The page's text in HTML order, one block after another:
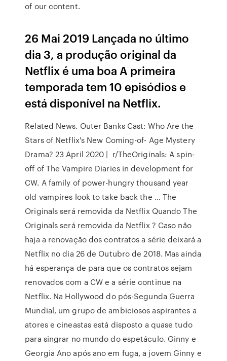
of our content.
26 Mai 2019 Lançada no último
dia 3, a produção original da
Netflix é uma boa A primeira
temporada tem 10 episódios e
está disponível na Netflix.
Related News. Outer Banks Cast: Who Are the
Stars of Netflix's New Coming-of- Age Mystery
Drama? 23 April 2020 | r/TheOriginals: A spin-
off of The Vampire Diaries in development for
CW. A family of power-hungry thousand year
old vampires look to take back the … The
Originals será removida da Netflix Quando The
Originals será removida da Netflix ? Caso não
haja a renovação dos contratos a série deixará a
Netflix no dia 26 de Outubro de 2018. Mas ainda
há esperança de para que os contratos sejam
renovados com a CW e a série continue na
Netflix. Na Hollywood do pós-Segunda Guerra
Mundial, um grupo de ambiciosos aspirantes a
atores e cineastas está disposto a quase tudo
para singrar no mundo do espetáculo. Ginny e
Georgia Ano após ano em fuga, a jovem Ginny e